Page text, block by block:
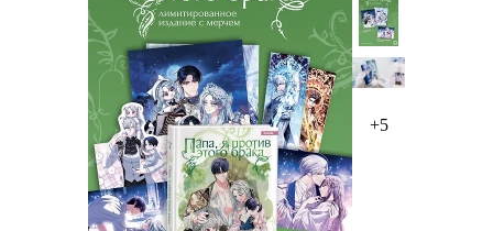
+5